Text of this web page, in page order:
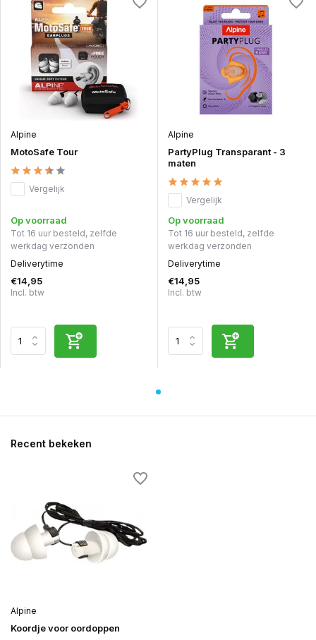
Alpine
MotoSafe Tour
Vergelijk
Op voorraad
Tot 16 uur besteld, zelfde
werkdag verzonden
Deliverytime
€14,95
Incl. btw
Alpine
PartyPlug Transparant - 3
maten
Vergelijk
Op voorraad
Tot 16 uur besteld, zelfde
werkdag verzonden
Deliverytime
€14,95
Incl. btw
Recent bekeken
Alpine
Koordje voor oordoppen